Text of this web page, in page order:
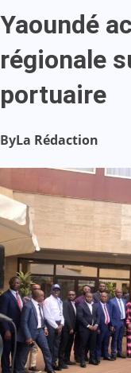
Yaoundé
régionale
portuaire
ByLa Rédaction